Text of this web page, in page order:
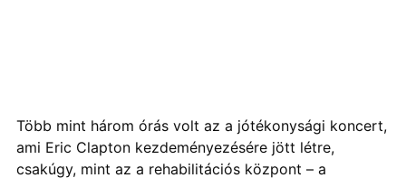
Több mint három órás volt az a jótékonysági koncert,
ami Eric Clapton kezdeményezésére jött létre,
csakúgy, mint az a rehabilitációs központ – a